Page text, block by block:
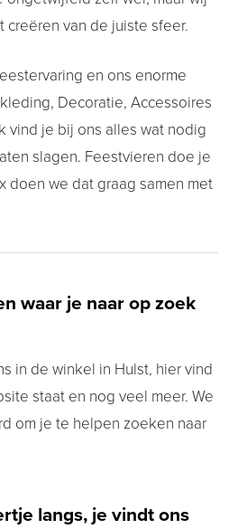
van de juiste sfeer.
en ons enorme
Decoratie, Accessoires
vind je bij ons alles wat nodig
slagen. Feestvieren doe je
doen we dat graag samen met
waar je naar op zoek
in de winkel in Hulst, hier vind
staat en nog veel meer. We
om je te helpen zoeken naar
langs, je vindt ons